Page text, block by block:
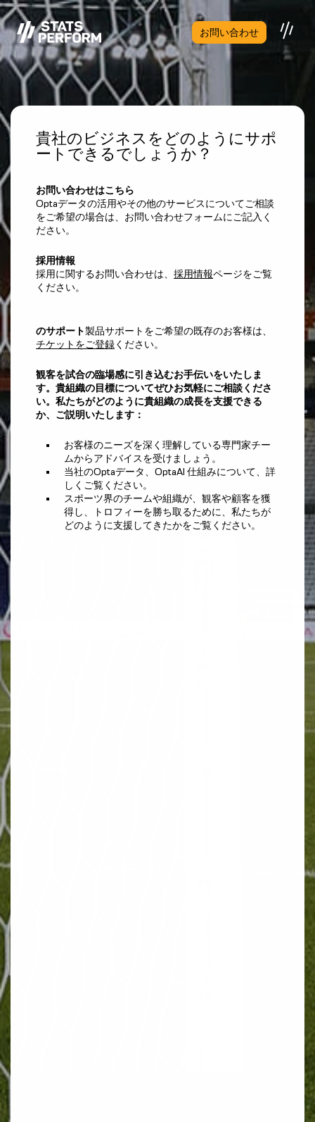
メインコンテンツへスキップ
お問い合わせ
貴社のビジネスをどのようにサポ
ートできるでしょうか？
お問い合わせはこちら
Optaデータの活用やその他のサービスについてご相談
をご希望の場合は、お問い合わせフォームにご記入く
ださい。
採用情報
採用に関するお問い合わせは、 採用情報ページをご覧
ください。
のサポート製品サポートをご希望の既存のお客様は、
チケットをご登録ください。
観客を試合の臨場感に引き込むお手伝いをいたしま
す。貴組織の目標についてぜひお気軽にご相談くださ
い。私たちがどのように貴組織の成長を支援できる
か、ご説明いたします：
お客様のニーズを深く理解している専門家チー
ムからアドバイスを受けましょう。
当社のOptaデータ、OptaAI 仕組みについて、詳
しくご覧ください。
スポーツ界のチームや組織が、観客や顧客を獲
得し、トロフィーを勝ち取るために、私たちが
どのように支援してきたかをご覧ください。